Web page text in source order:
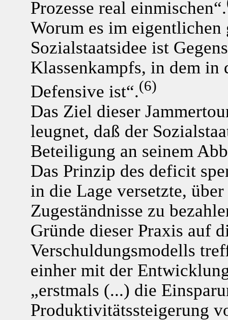
Prozesse real einmischen“.
Worum es im
Sozialstaatsidee ist
Klassenkampfs, in dem
Defensive ist“.(6)
Das Ziel dieser
leugnet, daß der
Beteiligung an seinem
Das Prinzip des deficit
in die Lage versetzte,
Zugeständnisse zu
Gründe dieser Praxis auf
Verschuldungsmodells
einher mit der
„erstmals (...) die
Produktivitätssteigerung